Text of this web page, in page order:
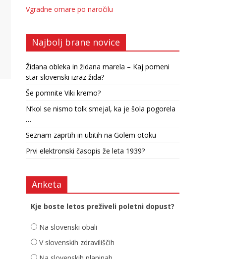
Vgradne omare po naročilu
Najbolj brane novice
Židana obleka in židana marela – Kaj pomeni
star slovenski izraz žida?
Še pomnite Viki kremo?
N’kol se nismo tolk smejal, ka je šola pogorela
…
Seznam zaprtih in ubitih na Golem otoku
Prvi elektronski časopis že leta 1939?
Anketa
Kje boste letos preživeli poletni dopust?
Na slovenski obali
V slovenskih zdraviliščih